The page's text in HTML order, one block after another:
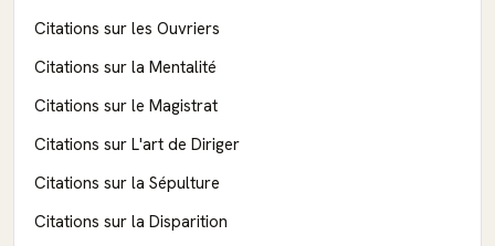
Citations sur les Ouvriers
Citations sur la Mentalité
Citations sur le Magistrat
Citations sur L'art de Diriger
Citations sur la Sépulture
Citations sur la Disparition